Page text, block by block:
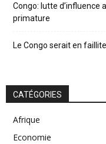
Congo: lutte d’influence
primature
Le Congo serait en faillite
CATÉGORIES
Afrique
Economie